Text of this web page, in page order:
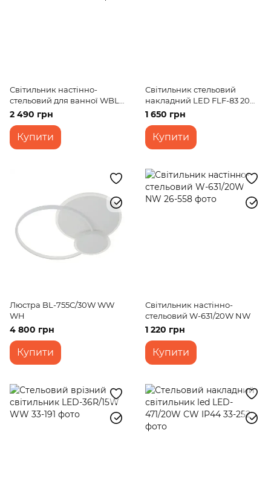
Світильник настінно-
стельовий для ванної WBL-
52C/98W WW+NW+CW
2 490 грн
Купити
Світильник стельовий
накладний LED FLF-83 20W
WW BK
1 650 грн
Купити
Люстра BL-755С/30W WW
WH
4 800 грн
Купити
Світильник настінно-
стельовий W-631/20W NW
1 220 грн
Купити